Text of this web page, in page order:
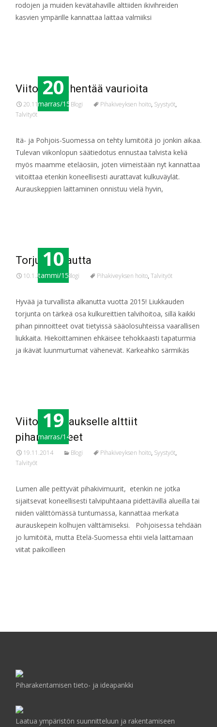
rodojen ja muiden kevätahaville alttiiden ikivihreiden
kasvien ympärille kannattaa laittaa valmiiksi
20
marras/15
Viitoitus vähentää vaurioita
20.11.2015 Blogi Pihakiveyksen hoito, Syystyöt,
Talvityöt
Itä- ja Pohjois-Suomessa on tehty lumitöitä jo jonkin aikaa.
Tulevan viikonlopun säätiedotus ennustaa talvista keliä
myös maamme eteläosiin, joten viimeistään nyt kannattaa
viitoittaa etenkin koneellisesti aurattavat kulkuväylät.
Aurauskeppien laittaminen onnistuu vielä hyvin,
10
tammi/15
Torju liukkautta
10.1.2015 Blogi Pihakiveyksen hoito, Talvityöt
Hyvää ja turvallista alkanutta vuotta 2015! Liukkauden
torjunta on tärkeä osa kulkureittien talvihoitoa, sillä kaikki
pihan pinnoitteet ovat tietyissä sääolosuhteissa vaarallisen
liukkaita. Hiekoittaminen ehkäisee tehokkaasti tapaturmia
ja ikävät luunmurtumat vähenevät. Karkeahko särmikäs
19
marras/14
Viitoita auraukselle alttiit
piharakenteet
19.11.2014 Blogi Pihakiveyksen hoito, Syystyöt,
Talvityöt
Lumen alle peittyvät pihakivimuurit, etenkin ne jotka
sijaitsevat koneellisesti talvipuhtaana pidettävillä alueilla tai
niiden välittömässä tuntumassa, kannattaa merkata
aurauskepein kolhujen välttämiseksi. Pohjoisessa tehdään
jo lumitöitä, mutta Etelä-Suomessa ehtii vielä laittamaan
viitat paikoilleen
Piharakentamisen tieto- ja ideapankki
Laatua ympäristön suunnitteluun ja rakentamiseen